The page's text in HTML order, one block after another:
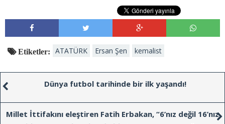
Etiketler: ATATÜRK Ersan Şen kemalist
Dünya futbol tarihinde bir ilk yaşandı!
Millet İttifakını eleştiren Fatih Erbakan, “6’nız değil 16’nız